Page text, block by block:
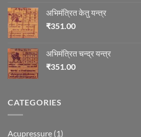
अभिमंत्रित केतु यन्त्र
₹351.00
अभिमंत्रित चन्द्र यन्त्र
₹351.00
CATEGORIES
Acupressure (1)